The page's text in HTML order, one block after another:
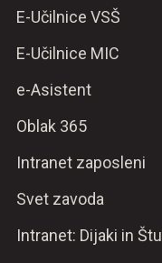
E-Učilnice VSŠ
E-Učilnice MIC
e-Asistent
Oblak 365
Intranet zaposleni
Svet zavoda
Intranet: Dijaki in